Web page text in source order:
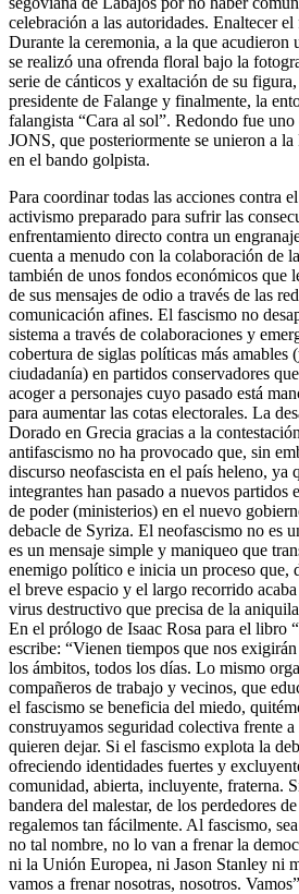
celebración a las autoridades. Enaltecer
Durante la ceremonia, a la que acudieron
se realizó una ofrenda floral bajo la
serie de cánticos y exaltación de su
presidente de Falange y finalmente, la
falangista “Cara al sol”. Redondo fue
JONS, que posteriormente se unieron a
en el bando golpista.
Para coordinar todas las acciones contra
activismo preparado para sufrir las
enfrentamiento directo contra un
cuenta a menudo con la colaboración de
también de unos fondos económicos que
de sus mensajes de odio a través de las
comunicación afines. El fascismo no
sistema a través de colaboraciones y
cobertura de siglas políticas más amables
ciudadanía) en partidos conservadores
acoger a personajes cuyo pasado está
para aumentar las cotas electorales. La
Dorado en Grecia gracias a la
antifascismo no ha provocado que, sin
discurso neofascista en el país heleno, ya
integrantes han pasado a nuevos partidos
de poder (ministerios) en el nuevo
debacle de Syriza. El neofascismo no es
es un mensaje simple y maniqueo que
enemigo político e inicia un proceso que,
el breve espacio y el largo recorrido
virus destructivo que precisa de la
En el prólogo de Isaac Rosa para el libro
escribe: “Vienen tiempos que nos
los ámbitos, todos los días. Lo mismo
compañeros de trabajo y vecinos, que
el fascismo se beneficia del miedo,
construyamos seguridad colectiva frente
quieren dejar. Si el fascismo explota la
ofreciendo identidades fuertes y
comunidad, abierta, incluyente, fraterna.
bandera del malestar, de los perdedores
regalemos tan fácilmente. Al fascismo,
no tal nombre, no lo van a frenar la
ni la Unión Europea, ni Jason Stanley ni
vamos a frenar nosotras, nosotros.